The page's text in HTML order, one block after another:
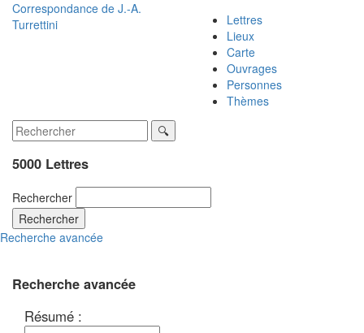
Correspondance de J.-A.
Turrettini
Lettres
Lieux
Carte
Ouvrages
Personnes
Thèmes
5000 Lettres
Rechercher
Rechercher
Recherche avancée
Recherche avancée
Résumé :